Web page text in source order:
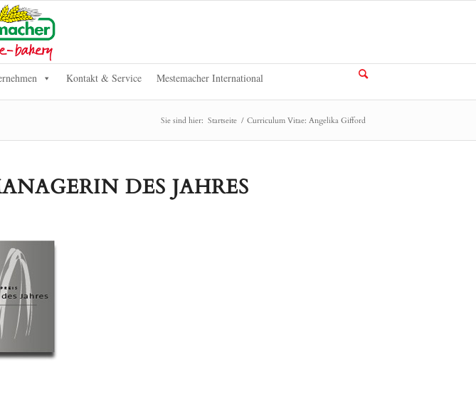
Kontakt & Service Mestemacher International
Sie sind hier: Startseite / Curriculum Vitae: Angelika Gifford
DES JAHRES